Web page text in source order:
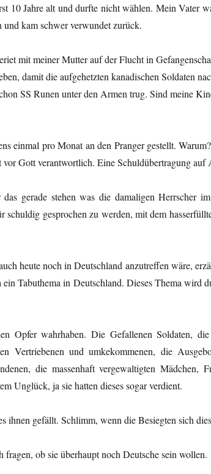
10 Jahre alt und durfte nicht wählen. Mein Vater
kam schwer verwundet zurück.
mit meiner Mutter auf der Flucht in
damit die aufgehetzten kanadischen Soldaten
SS Runen unter den Armen trug. Sind meine
einmal pro Monat an den Pranger gestellt.
Gott verantwortlich. Eine Schuldübertragung auf
gerade stehen was die damaligen Herrscher
schuldig gesprochen zu werden, mit dem
heute noch in Deutschland anzutreffen wäre,
Tabuthema in Deutschland. Dieses Thema wird
Opfer wahrhaben. Die Gefallenen Soldaten,
Vertriebenen und umkekommenen, die
die massenhaft vergewaltigten Mädchen,
Unglück, ja sie hatten dieses sogar verdient.
ihnen gefällt. Schlimm, wenn die Besiegten sich
ob sie überhaupt noch Deutsche sein wollen.